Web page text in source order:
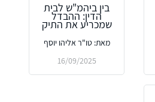
בין ביהמ"ש לבית
הדין: ההבדל
שמכריע את התיק
מאת: טו"ר אליהו יוסף
16/09/2025